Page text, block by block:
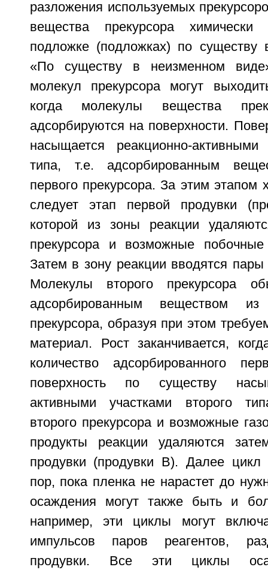
разложения используемых
вещества прекурсора химически
подложке (подложках) по существу
«По существу в неизменном
молекул прекурсора могут
когда молекулы вещества
адсорбируются на поверхности.
насыщается реакционно-
типа, т.е. адсорбированным
первого прекурсора. За этим этапом
следует этап первой продувки
которой из зоны реакции
прекурсора и возможные
Затем в зону реакции вводятся пары
Молекулы второго прекурсора
адсорбированным веществом
прекурсора, образуя при этом
материал. Рост заканчивается,
количество адсорбированного
поверхность по существу
активными участками второго
второго прекурсора и возможные
продукты реакции удаляются
продувки (продувки В). Далее цикл
пор, пока пленка не нарастет до
осаждения могут также быть и
например, эти циклы могут
импульсов паров реагентов,
продувки. Все эти циклы